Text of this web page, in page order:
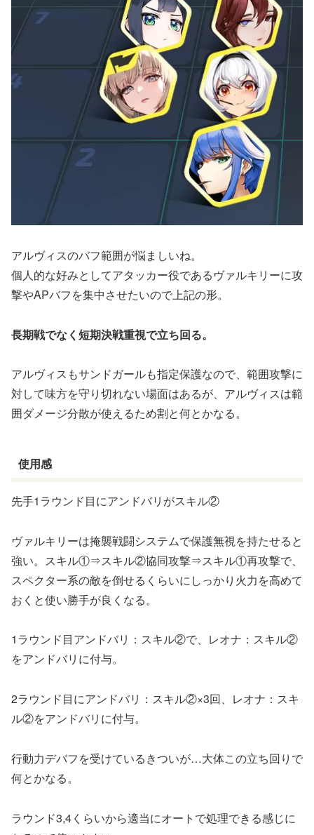
アルヴィスのバフ範囲が悩ましいね。
個人的な好みとしてアタッカー役であるヴァルキリーに攻
撃やAPバフを集中させたいので上記の形。
長期戦でなく短期決戦重視で立ち回る。
アルヴィスもサンドガールも指定保護なので、範囲攻撃に
対して味方を守り切れない場面はあるが、アルヴィスは範
囲ダメージ分散が使えるため割と何とかなる。
使用感
先手1ラウンド目にアンドバリがスキル②
ヴァルキリーは掩襲戦闘システムで保護無視を持たせると
強い。スキル①⇒スキル②協同攻撃⇒スキル①再攻撃で、
スペクター系の敵を倒せるくらいにしっかり火力を高めて
おくと使い勝手が良くなる。
1ラウンド目アンドバリ：スキル②で、レオナ：スキル②
をアンドバリに付与。
2ラウンド目にアンドバリ：スキル②×3回、レオナ：スキ
ル②をアンドバリに付与。
行動力デバフを受けているきついが…大体この立ち回りで
何とかなる。
ラウンド3,4くらいから適当にオートで処理できる感じに